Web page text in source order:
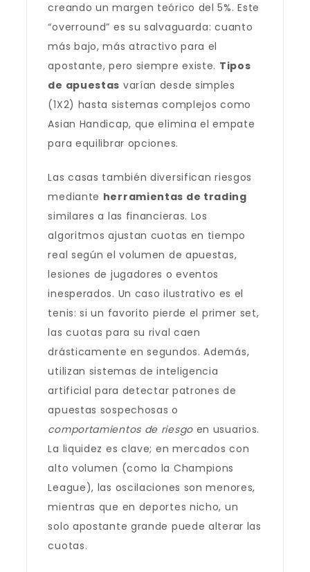
creando un margen teórico del 5%. Este
“overround” es su salvaguarda: cuanto
más bajo, más atractivo para el
apostante, pero siempre existe. Tipos
de apuestas varían desde simples
(1X2) hasta sistemas complejos como
Asian Handicap, que elimina el empate
para equilibrar opciones.
Las casas también diversifican riesgos
mediante herramientas de trading
similares a las financieras. Los
algoritmos ajustan cuotas en tiempo
real según el volumen de apuestas,
lesiones de jugadores o eventos
inesperados. Un caso ilustrativo es el
tenis: si un favorito pierde el primer set,
las cuotas para su rival caen
drásticamente en segundos. Además,
utilizan sistemas de inteligencia
artificial para detectar patrones de
apuestas sospechosas o
comportamientos de riesgoen usuarios.
La liquidez es clave; en mercados con
alto volumen (como la Champions
League), las oscilaciones son menores,
mientras que en deportes nicho, un
solo apostante grande puede alterar las
cuotas.